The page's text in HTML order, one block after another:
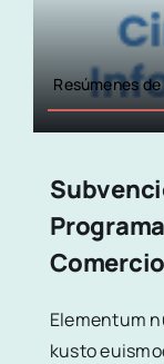
Resúmenes
Comercio
Elementum
kusto